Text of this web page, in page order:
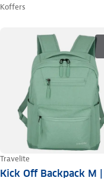
Koffers
Travelite
Kick Off Backpack M